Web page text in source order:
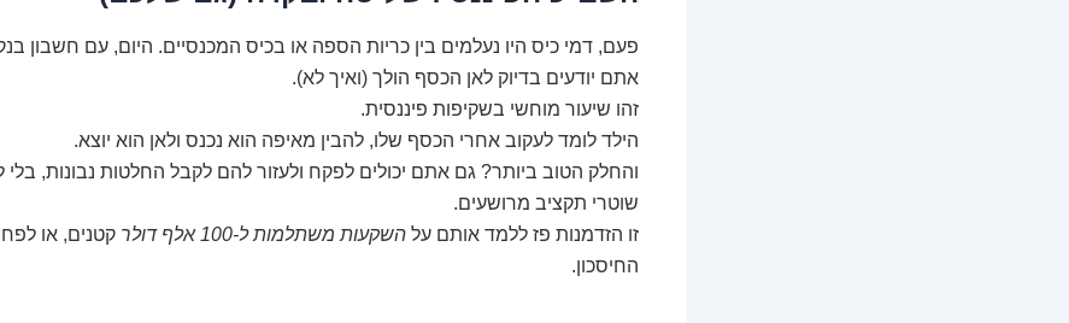
פעם, דמי כיס היו נעלמים בין כריות הספה או בכיס המכנסיים. היום, עם חשבון בנק
אתם יודעים בדיוק לאן הכסף הולך (ואיך לא).
זהו שיעור מוחשי בשקיפות פיננסית.
הילד לומד לעקוב אחרי הכסף שלו, להבין מאיפה הוא נכנס ולאן הוא יוצא.
והחלק הטוב ביותר? גם אתם יכולים לפקח ולעזור להם לקבל החלטות נבונות, בלי
שוטרי תקציב מרושעים.
זו הזדמנות פז ללמד אותם על השקעות משתלמות ל-100 אלף דולר
קטנים, או
החיסכון.